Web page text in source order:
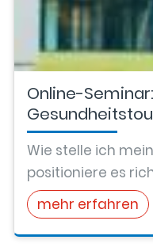
Online-Seminar:
Wie stelle ich
positioniere es
mehr erfahren